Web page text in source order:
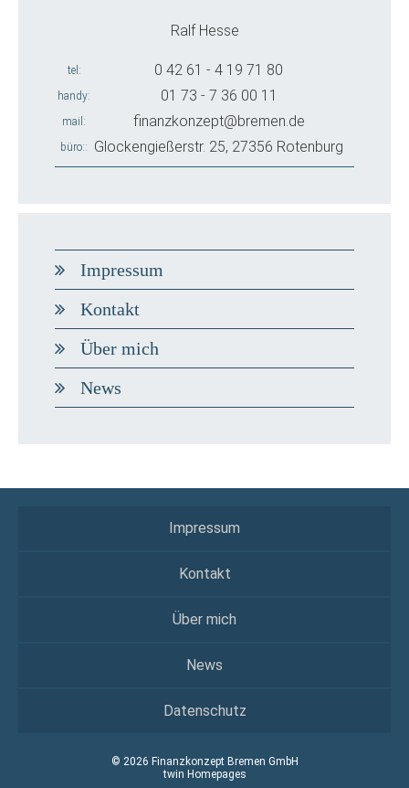
Ralf Hesse
tel 0 42 61 - 4 19 71 80
handy 01 73 - 7 36 00 11
mail finanzkonzept@bremen.de
büro: Glockengießerstr. 25, 27356 Rotenburg
Impressum
Kontakt
Über mich
News
Impressum
Kontakt
Über mich
News
Datenschutz
© 2026 Finanzkonzept Bremen GmbH
twin Homepages